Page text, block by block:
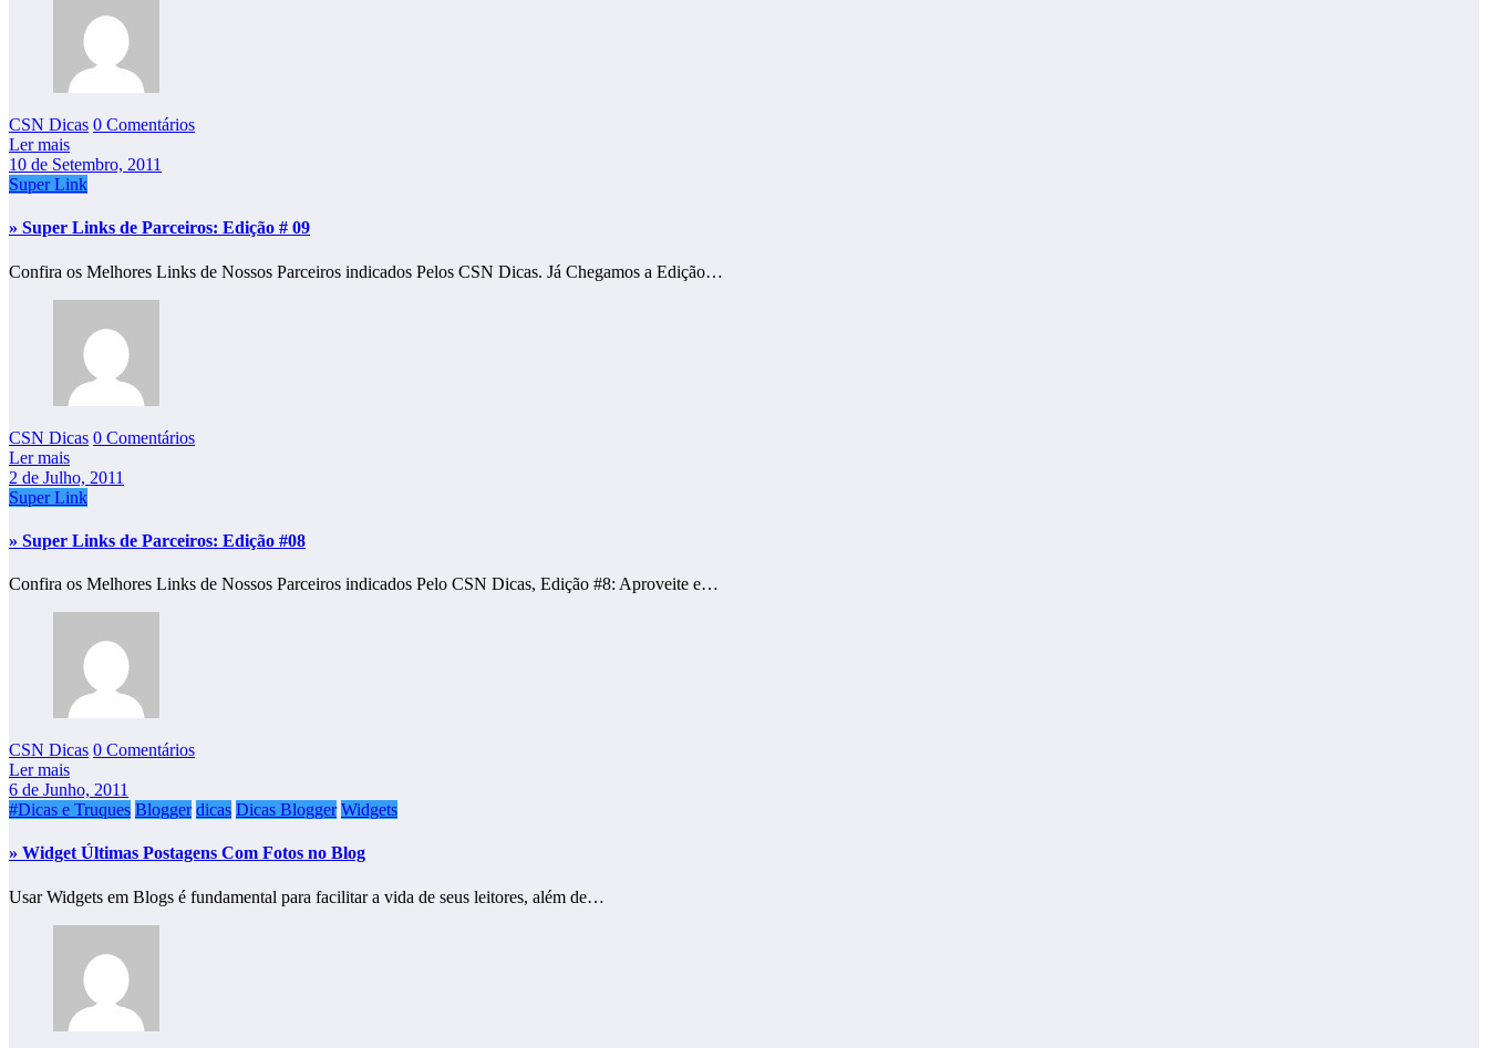
CSN Dicas 0 Comentários
Ler mais
10 de Setembro, 2011
Super Link
» Super Links de Parceiros: Edição # 09
Confira os Melhores Links de Nossos Parceiros indicados Pelos CSN Dicas. Já Chegamos a Edição…
CSN Dicas 0 Comentários
Ler mais
2 de Julho, 2011
Super Link
» Super Links de Parceiros: Edição #08
Confira os Melhores Links de Nossos Parceiros indicados Pelo CSN Dicas, Edição #8: Aproveite e…
CSN Dicas 0 Comentários
Ler mais
6 de Junho, 2011
#Dicas e Truques Blogger dicas Dicas Blogger Widgets
» Widget Últimas Postagens Com Fotos no Blog
Usar Widgets em Blogs é fundamental para facilitar a vida de seus leitores, além de…